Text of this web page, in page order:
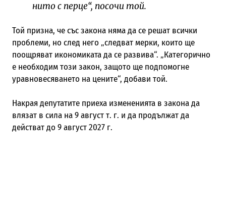
нито с перце“, посочи той.
Той призна, че със закона няма да се решат всички
проблеми, но след него „следват мерки, които ще
поощряват икономиката да се развива“. „Категорично
е необходим този закон, защото ще подпомогне
уравновесяването на цените“, добави той.
Накрая депутатите приеха измененията в закона да
влязат в сила на 9 август т. г. и да продължат да
действат до 9 август 2027 г.